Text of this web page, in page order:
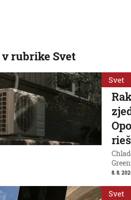
v rubrike Svet
Svet
8. 8.
Svet